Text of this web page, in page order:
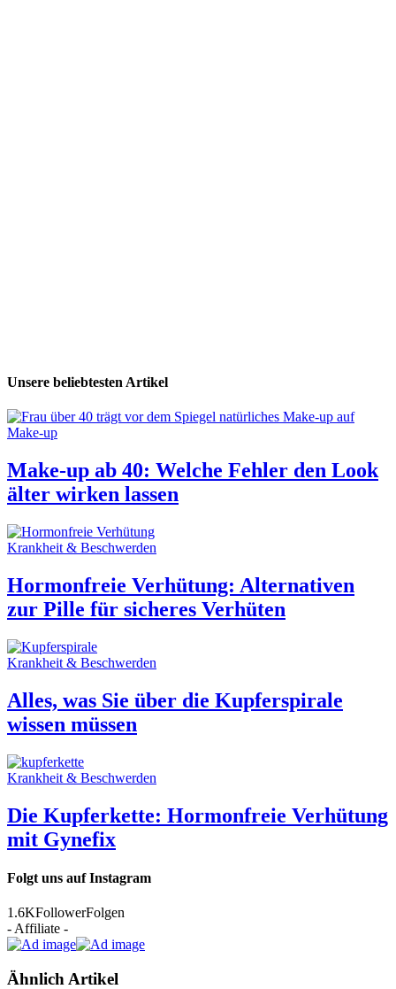
Unsere beliebtesten Artikel
Make-up
Make-up ab 40: Welche Fehler den Look
älter wirken lassen
Krankheit & Beschwerden
Hormonfreie Verhütung: Alternativen
zur Pille für sicheres Verhüten
Krankheit & Beschwerden
Alles, was Sie über die Kupferspirale
wissen müssen
Krankheit & Beschwerden
Die Kupferkette: Hormonfreie Verhütung
mit Gynefix
Folgt uns auf Instagram
1.6KFollowerFolgen
- Affiliate -
Ähnlich Artikel